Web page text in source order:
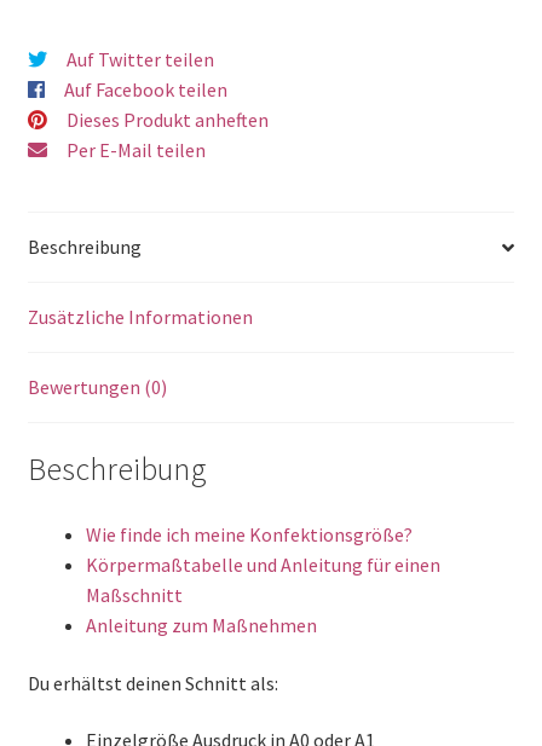
Auf Twitter teilen
Auf Facebook teilen
Dieses Produkt anheften
Per E-Mail teilen
Beschreibung
Zusätzliche Informationen
Bewertungen (0)
Beschreibung
Wie finde ich meine Konfektionsgröße?
Körpermaßtabelle und Anleitung für einen
Maßschnitt
Anleitung zum Maßnehmen
Du erhältst deinen Schnitt als:
Einzelgröße Ausdruck in A0 oder A1